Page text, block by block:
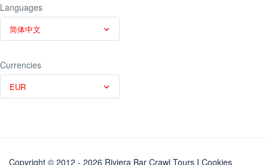
Languages
简体中文
Currencies
EUR
Copyright © 2012 - 2026 Riviera Bar Crawl Tours I Cookies